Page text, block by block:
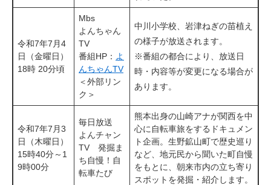
令和7年7月4
日（金曜日）
​18時 20分頃
Mbs
よんちゃん
TV
​番組HP： よ
んちゃんTV
＜外部リン
ク＞
中川小学校、岩津ねぎの苗植え
の様子が放送されます。
※番組の都合により、放送日
時・内容等が変更になる場合が
あります。
令和7年7月3
日（木曜日）
15時40分～1
9時00分
毎日放送
よんチャン
TV 発掘ま
ち自慢！自
転車たび
熊本出身の山崎アナが関西を中
心に自転車旅をするドキュメン
ト企画。生野鉱山町で歴史巡り
など、地元民から聞いた町自慢
をもとに、朝来市内の立ち寄り
スポットを発掘・紹介します。